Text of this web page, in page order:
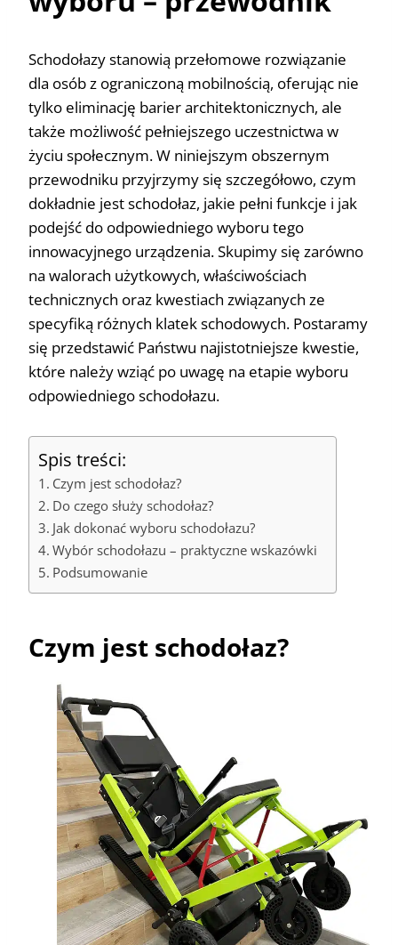
Schodołazy stanowią przełomowe rozwiązanie
dla osób z ograniczoną mobilnością, oferując nie
tylko eliminację barier architektonicznych, ale
także możliwość pełniejszego uczestnictwa w
życiu społecznym. W niniejszym obszernym
przewodniku przyjrzymy się szczegółowo, czym
dokładnie jest schodołaz, jakie pełni funkcje i jak
podejść do odpowiedniego wyboru tego
innowacyjnego urządzenia. Skupimy się zarówno
na walorach użytkowych, właściwościach
technicznych oraz kwestiach związanych ze
specyfiką różnych klatek schodowych. Postaramy
się przedstawić Państwu najistotniejsze kwestie,
które należy wziąć po uwagę na etapie wyboru
odpowiedniego schodołazu.
Spis treści:
Czym jest schodołaz?
Do czego służy schodołaz?
Jak dokonać wyboru schodołazu?
Wybór schodołazu – praktyczne wskazówki
Podsumowanie
Czym jest schodołaz?